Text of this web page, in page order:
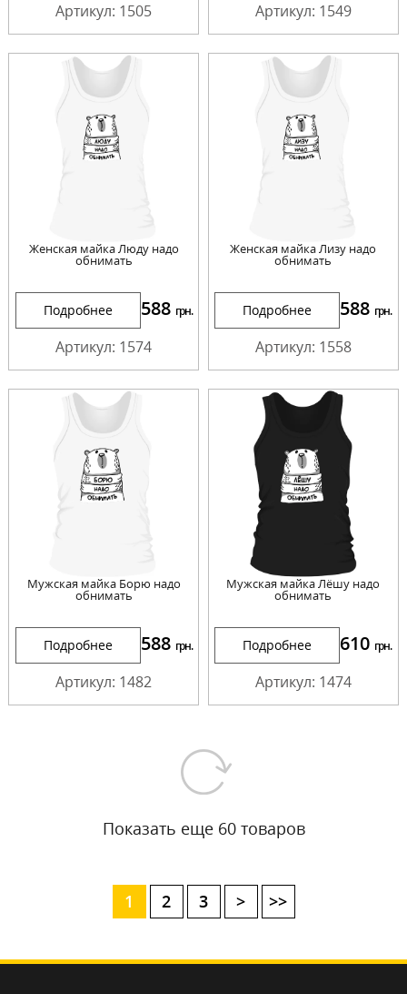
Артикул: 1505 Артикул: 1549
Женская майка Люду надо
обнимать
Подробнее 588 грн.
Артикул: 1574
Женская майка Лизу надо
обнимать
Подробнее 588 грн.
Артикул: 1558
Мужская майка Борю надо
обнимать
Подробнее 588 грн.
Артикул: 1482
Мужская майка Лёшу надо
обнимать
Подробнее 610 грн.
Артикул: 1474
Показать еще 60 товаров
1 2 3 > >>